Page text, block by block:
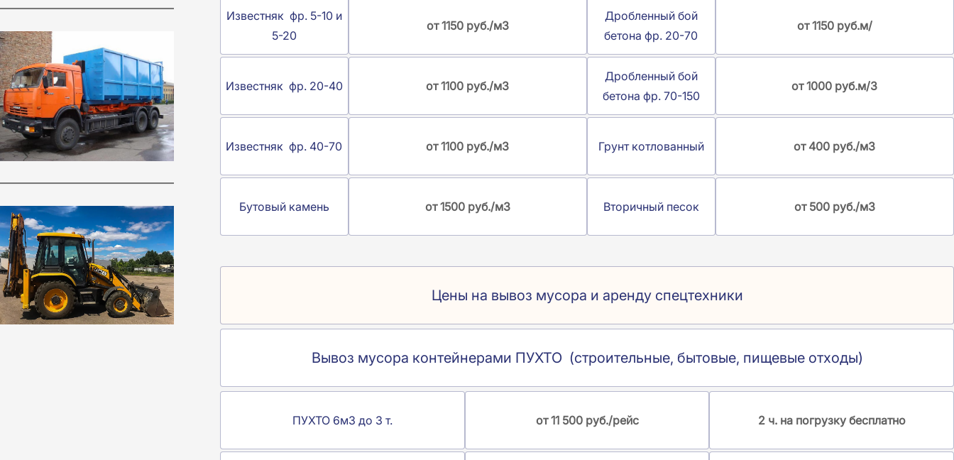
Известняк фр. 5-10 и
5-20
Известняк фр. 20-40
Известняк фр. 40-70
Бутовый камень
от 1150 руб./м3
от 1100 руб./м3
от 1100 руб./м3
от 1500 руб./м3
Дробленный бой
бетона фр. 20-70
Дробленный бой
бетона фр. 70-150
Грунт котлованный
Вторичный песок
от 1150 руб.м/
от 1000 руб.м/3
от 400 руб./м3
от 500 руб./м3
Цены на вывоз мусора и аренду спецтехники
Вывоз мусора контейнерами ПУХТО (строительные, бытовые, пищевые отходы)
ПУХТО 6м3 до 3 т. от 11 500 руб./рейс 2 ч. на погрузку бесплатно